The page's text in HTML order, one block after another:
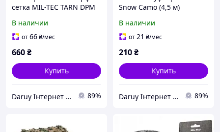
сетка MIL-TEC TARN DPM
В наличии
от66₴/мес
660₴
Купить
Daruy Інтернет Магазин "Туристичне спорядження" 89%
Snow Camo (4,5 м)
В наличии
от21 ₴/мес
210₴
Купить
Daruy Інтернет Магазин "Туристичне спорядження" 89%